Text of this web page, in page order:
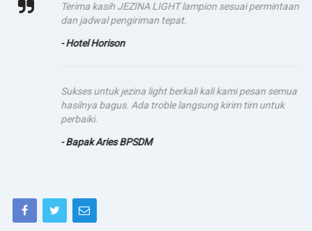
Terima kasih JEZINA LIGHT lampion sesuai permintaan
dan jadwal pengiriman tepat.
- Hotel Horison
Sukses untuk jezina light berkali kali kami pesan semua
hasilnya bagus. Ada troble langsung kirim tim untuk
perbaiki.
- Bapak Aries BPSDM